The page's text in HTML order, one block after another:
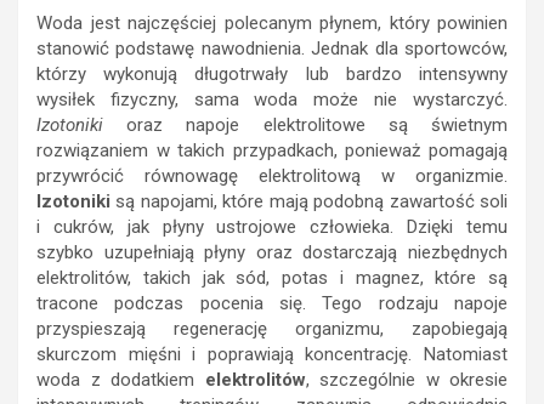
Woda jest najczęściej polecanym płynem, który powinien
stanowić podstawę nawodnienia. Jednak dla sportowców,
którzy wykonują długotrwały lub bardzo intensywny
wysiłek fizyczny, sama woda może nie wystarczyć.
Izotoniki oraz napoje elektrolitowe są świetnym
rozwiązaniem w takich przypadkach, ponieważ pomagają
przywrócić równowagę elektrolitową w organizmie.
Izotoniki są napojami, które mają podobną zawartość soli
i cukrów, jak płyny ustrojowe człowieka. Dzięki temu
szybko uzupełniają płyny oraz dostarczają niezbędnych
elektrolitów, takich jak sód, potas i magnez, które są
tracone podczas pocenia się. Tego rodzaju napoje
przyspieszają regenerację organizmu, zapobiegają
skurczom mięśni i poprawiają koncentrację. Natomiast
woda z dodatkiem elektrolitów, szczególnie w okresie